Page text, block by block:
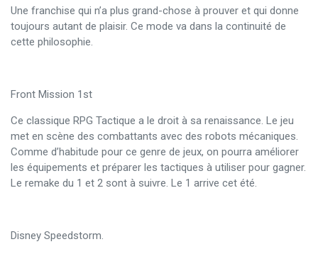
Une franchise qui n’a plus grand-chose à prouver et qui donne
toujours autant de plaisir. Ce mode va dans la continuité de
cette philosophie.
Front Mission 1st
Ce classique RPG Tactique a le droit à sa renaissance. Le jeu
met en scène des combattants avec des robots mécaniques.
Comme d’habitude pour ce genre de jeux, on pourra améliorer
les équipements et préparer les tactiques à utiliser pour gagner.
Le remake du 1 et 2 sont à suivre. Le 1 arrive cet été.
Disney Speedstorm.